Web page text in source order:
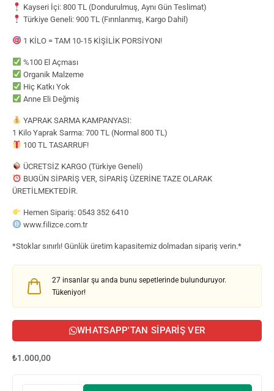
Kayseri İçi: 800 TL (Dondurulmuş, Aynı Gün Teslimat)
Türkiye Geneli: 900 TL (Fırınlanmış, Kargo Dahil)
1 KİLO = TAM 10-15 KİŞİLİK PORSİYON!
%100 El Açması
Organik Malzeme
Hiç Katkı Yok
Anne Eli Değmiş
YAPRAK SARMA KAMPANYASI:
1 Kilo Yaprak Sarma: 700 TL (Normal 800 TL)
100 TL TASARRUF!
ÜCRETSİZ KARGO (Türkiye Geneli)
BUGÜN SİPARİŞ VER, SİPARİŞ ÜZERİNE TAZE OLARAK
ÜRETİLMEKTEDİR.
Hemen Sipariş: 0543 352 6410
www.filizce.com.tr
*Stoklar sınırlı! Günlük üretim kapasitemiz dolmadan sipariş verin.*
27 insanlar şu anda bunu sepetlerinde bulunduruyor.
Tükeniyor!
WHATSAPP'TAN SIPARIŞ VER
₺1.000,00